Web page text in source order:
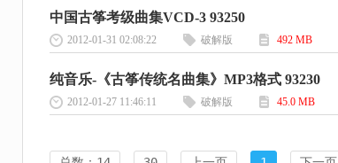
中国古筝考级曲集VCD-3 93250
2012-01-31 02:08:22 破解版 492 MB
纯音乐-《古筝传统名曲集》MP3格式 93230
2012-01-27 11:46:11 破解版 45.0 MB